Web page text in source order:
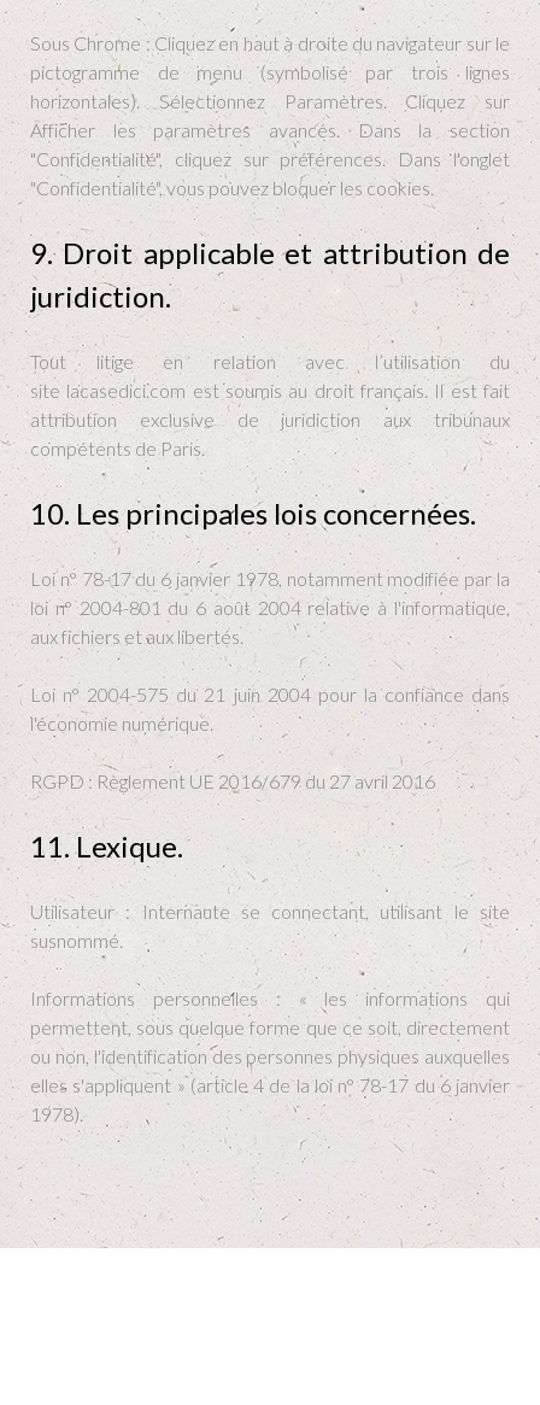
Sous Chrome : Cliquez en haut à droite du navigateur sur le
pictogramme de menu (symbolisé par trois lignes
horizontales). Sélectionnez Paramètres. Cliquez sur
Afficher les paramètres avancés. Dans la section
"Confidentialité", cliquez sur préférences. Dans l'onglet
"Confidentialité", vous pouvez bloquer les cookies.
9. Droit applicable et attribution de
juridiction.
Tout litige en relation avec l’utilisation du
site lacasedici.com est soumis au droit français. Il est fait
attribution exclusive de juridiction aux tribunaux
compétents de Paris.
10. Les principales lois concernées.
Loi n° 78-17 du 6 janvier 1978, notamment modifiée par la
loi n° 2004-801 du 6 août 2004 relative à l'informatique,
aux fichiers et aux libertés.
Loi n° 2004-575 du 21 juin 2004 pour la confiance dans
l'économie numérique.
RGPD : Règlement UE 2016/679 du 27 avril 2016
11. Lexique.
Utilisateur : Internaute se connectant, utilisant le site
susnommé.
Informations personnelles : « les informations qui
permettent, sous quelque forme que ce soit, directement
ou non, l'identification des personnes physiques auxquelles
elles s'appliquent » (article 4 de la loi n° 78-17 du 6 janvier
1978).